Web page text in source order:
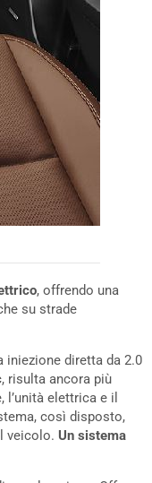
, offrendo una
su strade
diretta da 2.0
, risulta ancora più
elettrica e il
così disposto,
veicolo. Un sistema